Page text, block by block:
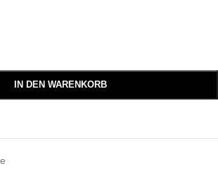
IN DEN WARENKORB